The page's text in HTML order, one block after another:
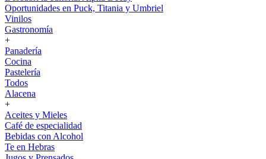
Oportunidades en Puck, Titania y Umbriel
Vinilos
Gastronomía
+
Panadería
Cocina
Pastelería
Todos
Alacena
+
Aceites y Mieles
Café de especialidad
Bebidas con Alcohol
Te en Hebras